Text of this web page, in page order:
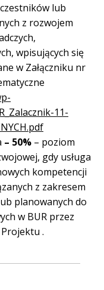
lub
z rozwojem
wpisujących się
w Załączniku nr
11-
– 50% – poziom
gdy usługa
kompetencji
z zakresem
planowanych do
w BUR przez
.